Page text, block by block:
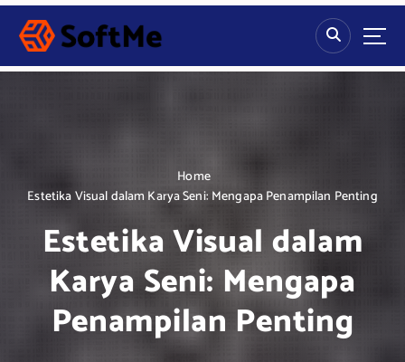
S
p
Home
Estetika Visual dalam Karya Seni: Mengapa Penampilan Penting
Estetika Visual dalam
Karya Seni: Mengapa
Penampilan Penting